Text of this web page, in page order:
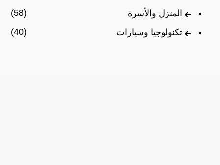
المنزل والأسرة
(58)
تكنولوجيا وسيارات
(40)